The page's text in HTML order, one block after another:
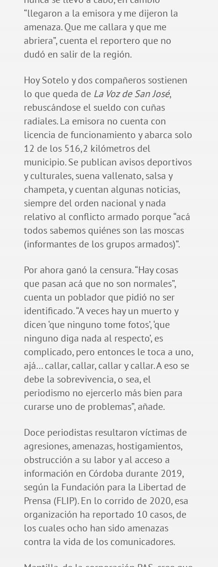
“llegaron a la emisora y me dijeron la
amenaza. Que me callara y que me
abriera”, cuenta el reportero que no
dudó en salir de la región.
Hoy Sotelo y dos compañeros sostienen
lo que queda de La Voz de San José,
rebuscándose el sueldo con cuñas
radiales. La emisora no cuenta con
licencia de funcionamiento y abarca solo
12 de los 516,2 kilómetros del
municipio. Se publican avisos deportivos
y culturales, suena vallenato, salsa y
champeta, y cuentan algunas noticias,
siempre del orden nacional y nada
relativo al conflicto armado porque “acá
todos sabemos quiénes son las moscas
(informantes de los grupos armados)”.
Por ahora ganó la censura. “Hay cosas
que pasan acá que no son normales”,
cuenta un poblador que pidió no ser
identificado. “A veces hay un muerto y
dicen ‘que ninguno tome fotos’, ‘que
ninguno diga nada al respecto’, es
complicado, pero entonces le toca a uno,
ajá… callar, callar, callar y callar. A eso se
debe la sobrevivencia, o sea, el
periodismo no ejercerlo más bien para
curarse uno de problemas”, añade.
Doce periodistas resultaron víctimas de
agresiones, amenazas, hostigamientos,
obstrucción a su labor y al acceso a
información en Córdoba durante 2019,
según la Fundación para la Libertad de
Prensa (FLIP). En lo corrido de 2020, esa
organización ha reportado 10 casos, de
los cuales ocho han sido amenazas
contra la vida de los comunicadores.